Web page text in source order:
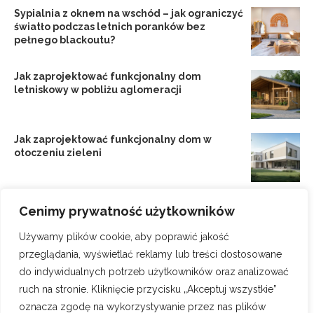
Cenimy prywatność użytkowników
Używamy plików cookie, aby poprawić jakość
przeglądania, wyświetlać reklamy lub treści dostosowane
do indywidualnych potrzeb użytkowników oraz analizować
ruch na stronie. Kliknięcie przycisku „Akceptuj wszystkie”
oznacza zgodę na wykorzystywanie przez nas plików
Sypialnia z oknem na wschód – jak ograniczyć
światło podczas letnich poranków bez
pełnego blackoutu?
Jak zaprojektować funkcjonalny dom
letniskowy w pobliżu aglomeracji
Jak zaprojektować funkcjonalny dom w
otoczeniu zieleni
otoczeniu aglomeracji
Jak zaprojektować funkcjonalny dom
letniskowy blisko metropolii